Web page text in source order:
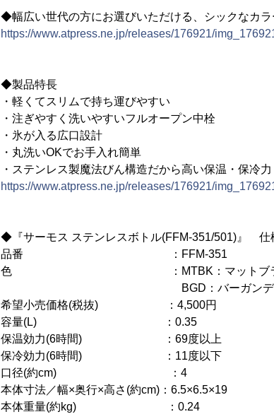
◆幅広い世代の方にお選びいただける、シックなカ
https://www.atpress.ne.jp/releases/176921/
◆製品特長
・軽くてスリムで持ち運びやすい
・注ぎやすく洗いやすいフルオープン中栓
・氷が入る広口設計
・丸洗いOKでお手入れ簡単
・ステンレス製魔法びん構造だから高い保温・保冷力
https://www.atpress.ne.jp/releases/176921/
◆『サーモス ステンレスボトル(FFM-351/501)』 仕
品番 ：FFM-351
色 ：MTBK：マットブラッ
BGD：バーガンディー、PRW
希望小売価格(税抜) ：4,500円
容量(L) ：0.35
保温効力(6時間) ：69度以上
保冷効力(6時間) ：11度以下
口径(約cm) ：4
本体寸法／幅×奥行×高さ(約cm)：6.5×6.5×19
本体重量(約kg) ：0.24